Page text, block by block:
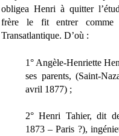
obligea Henri à quitter
frère le fit entrer comme
Transatlantique. D’où :
1° Angèle-Henriette
ses parents, (Saint-
avril 1877) ;
2° Henri Tahier, dit
1873 – Paris ?),